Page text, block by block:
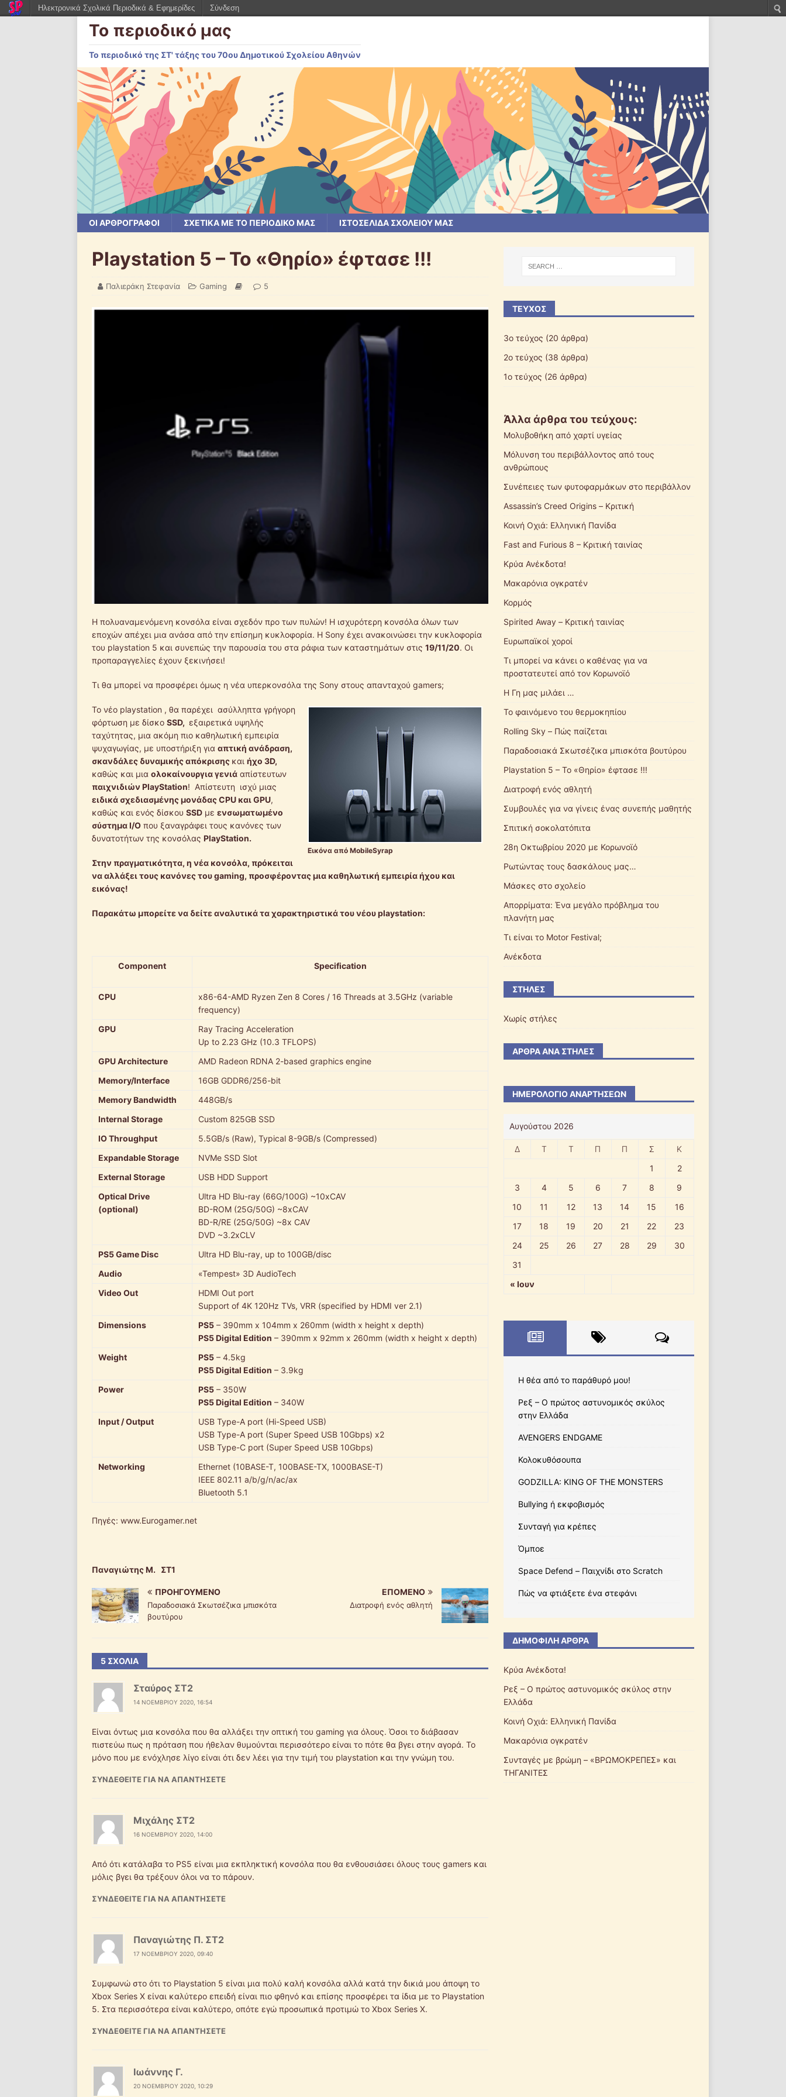
Το περιοδικό μας
Το περιοδικό της ΣΤ' τάξης του 70ου Δημοτικού Σχολείου Αθηνών
ΟΙ ΑΡΘΡΟΓΡΆΦΟΙ ΣΧΕΤΙΚΆ ΜΕ ΤΟ ΠΕΡΙΟΔΙΚΌ ΜΑΣ ΙΣΤΟΣΕΛΊΔΑ ΣΧΟΛΕΊΟΥ ΜΑΣ
Playstation 5 – Το «Θηρίο» έφτασε !!!
Παλιεράκη Στεφανία Gaming 5
Η πολυαναμενόμενη κονσόλα είναι σχεδόν προ των πυλών! Η ισχυρότερη κονσόλα όλων των
εποχών απέχει μια ανάσα από την επίσημη κυκλοφορία. Η Sony έχει ανακοινώσει την κυκλοφορία
του playstation 5 και συνεπώς την παρουσία του στα ράφια των καταστημάτων στις 19/11/20. Οι
προπαραγγελίες έχουν ξεκινήσει!
Τι θα μπορεί να προσφέρει όμως η νέα υπερκονσόλα της Sony στους απανταχού gamers;
Εικόνα από MobileSyrap
To νέο playstation , θα παρέχει ασύλληπτα γρήγορη
φόρτωση με δίσκο SSD, εξαιρετικά υψηλής
ταχύτητας, μια ακόμη πιο καθηλωτική εμπειρία
ψυχαγωγίας, με υποστήριξη για απτική ανάδραση,
σκανδάλες δυναμικής απόκρισης και ήχο 3D,
καθώς και μια ολοκαίνουργια γενιά απίστευτων
παιχνιδιών PlayStation! Απίστευτη ισχύ μιας
ειδικά σχεδιασμένης μονάδας CPU και GPU,
καθώς και ενός δίσκου SSD με ενσωματωμένο
σύστημα I/O που ξαναγράφει τους κανόνες των
δυνατοτήτων της κονσόλας PlayStation.
Στην πραγματικότητα, η νέα κονσόλα, πρόκειται
να αλλάξει τους κανόνες τουgaming, προσφέροντας μια καθηλωτική εμπειρία ήχου και
εικόνας!
Παρακάτω μπορείτε να δείτε αναλυτικά τα χαρακτηριστικά του νέουplaystation:
Component Specification
CPU
x86-64-AMD Ryzen Zen 8 Cores / 16 Threads at 3.5GHz (variable
frequency)
GPU
Ray Tracing Acceleration
Up to 2.23 GHz (10.3 TFLOPS)
GPU Architecture
AMD Radeon RDNA 2-based graphics engine
Memory/Interface
16GB GDDR6/256-bit
Memory Bandwidth
448GB/s
Internal Storage
Custom 825GB SSD
IO Throughput
5.5GB/s (Raw), Typical 8-9GB/s (Compressed)
Expandable Storage
NVMe SSD Slot
External Storage
USB HDD Support
Optical Drive
(optional)
Ultra HD Blu-ray (66G/100G) ~10xCAV
BD-ROM (25G/50G) ~8xCAV
BD-R/RE (25G/50G) ~8x CAV
DVD ~3.2xCLV
PS5 Game Disc
Ultra HD Blu-ray, up to 100GB/disc
Audio
«Tempest» 3D AudioTech
Video Out
HDMI Out port
Support of 4K 120Hz TVs, VRR (specified by HDMI ver 2.1)
Dimensions
PS5 – 390mm x 104mm x 260mm (width x height x depth)
PS5 Digital Edition – 390mm x 92mm x 260mm (width x height x depth)
Weight
PS5 – 4.5kg
PS5 Digital Edition – 3.9kg
Power
PS5 – 350W
PS5 Digital Edition – 340W
Input / Output
USB Type-A port (Hi-Speed USB)
USB Type-A port (Super Speed USB 10Gbps) x2
USB Type-C port (Super Speed USB 10Gbps)
Networking
Ethernet (10BASE-T, 100BASE-TX, 1000BASE-T)
IEEE 802.11 a/b/g/n/ac/ax
Bluetooth 5.1
Πηγές: www.Eurogamer.net
Παναγιώτης Μ. ΣΤ1
ΠΡΟΗΓΟΎΜΕΝΟ
Παραδοσιακά Σκωτσέζικα μπισκότα
βουτύρου
ΕΠΌΜΕΝΟ
Διατροφή ενός αθλητή
5 ΣΧΌΛΙΑ
Σταύρος ΣΤ2
14 ΝΟΕΜΒΡΊΟΥ 2020, 16:54
Είναι όντως μια κονσόλα που θα αλλάξει την οπτική του gaming για όλους. Όσοι το διάβασαν
πιστεύω πως η πρόταση που ήθελαν θυμούνται περισσότερο είναι το πότε θα βγει στην αγορά. Το
μόνο που με ενόχλησε λίγο είναι ότι δεν λέει για την τιμή του playstation και την γνώμη του.
ΣΥΝΔΕΘΕΊΤΕ ΓΙΑ ΝΑ ΑΠΑΝΤΉΣΕΤΕ
Μιχάλης ΣΤ2
16 ΝΟΕΜΒΡΊΟΥ 2020, 14:00
Από ότι κατάλαβα το PS5 είναι μια εκπληκτική κονσόλα που θα ενθουσιάσει όλους τους gamers και
μόλις βγει θα τρέξουν όλοι να το πάρουν.
ΣΥΝΔΕΘΕΊΤΕ ΓΙΑ ΝΑ ΑΠΑΝΤΉΣΕΤΕ
Παναγιώτης Π. ΣΤ2
17 ΝΟΕΜΒΡΊΟΥ 2020, 09:40
Συμφωνώ στο ότι το Playstation 5 είναι μια πολύ καλή κονσόλα αλλά κατά την δικιά μου άποψη το
Xbox Series X είναι καλύτερο επειδή είναι πιο φθηνό και επίσης προσφέρει τα ίδια με το Playstation
5. Στα περισσότερα είναι καλύτερο, οπότε εγώ προσωπικά προτιμώ το Xbox Series X.
ΣΥΝΔΕΘΕΊΤΕ ΓΙΑ ΝΑ ΑΠΑΝΤΉΣΕΤΕ
Ιωάννης Γ.
20 ΝΟΕΜΒΡΊΟΥ 2020, 10:29
ΤΕΎΧΟΣ
3ο τεύχος (20 άρθρα)
2ο τεύχος (38 άρθρα)
1ο τεύχος (26 άρθρα)
Άλλα άρθρα του τεύχους:
Μολυβοθήκη από χαρτί υγείας
Μόλυνση του περιβάλλοντος από τους
ανθρώπους
Συνέπειες των φυτοφαρμάκων στο περιβάλλον
Assassin’s Creed Origins – Κριτική
Κοινή Οχιά: Ελληνική Πανίδα
Fast and Furious 8 – Κριτική ταινίας
Κρύα Ανέκδοτα!
Μακαρόνια ογκρατέν
Κορμός
Spirited Away – Κριτική ταινίας
Ευρωπαϊκοί χοροί
Τι μπορεί να κάνει ο καθένας για να
προστατευτεί από τον Κορωνοϊό
Η Γη μας μιλάει …
Το φαινόμενο του θερμοκηπίου
Rolling Sky – Πώς παίζεται
Παραδοσιακά Σκωτσέζικα μπισκότα βουτύρου
Playstation 5 – Το «Θηρίο» έφτασε !!!
Διατροφή ενός αθλητή
Συμβουλές για να γίνεις ένας συνεπής μαθητής
Σπιτική σοκολατόπιτα
28η Οκτωβρίου 2020 με Κορωνοϊό
Ρωτώντας τους δασκάλους μας…
Μάσκες στο σχολείο
Απορρίματα: Ένα μεγάλο πρόβλημα του
πλανήτη μας
Τι είναι το Motor Festival;
Ανέκδοτα
ΣΤΉΛΕΣ
Χωρίς στήλες
ΆΡΘΡΑ ΑΝΆ ΣΤΉΛΕΣ
ΗΜΕΡΟΛΌΓΙΟ ΑΝΑΡΤΉΣΕΩΝ
Αυγούστου 2026
Δ Τ Τ Π Π Σ Κ
« Ιουν
1
2
3
4 5 6 7 8
9
10
11 12 13 14 15
16
17
18 19 20 21 22
23
24
25 26 27 28 29
30
31
Η θέα από το παράθυρό μου!
Ρεξ – Ο πρώτος αστυνομικός σκύλος
στην Ελλάδα
AVENGERS ENDGAME
Κολοκυθόσουπα
GODZILLA: KING OF THE MONSTERS
Bullying ή εκφοβισμός
Συνταγή για κρέπες
Όμποε
Space Defend – Παιχνίδι στο Scratch
Πώς να φτιάξετε ένα στεφάνι
ΔΗΜΟΦΙΛΉ ΆΡΘΡΑ
Κρύα Ανέκδοτα!
Ρεξ – Ο πρώτος αστυνομικός σκύλος στην
Ελλάδα
Κοινή Οχιά: Ελληνική Πανίδα
Μακαρόνια ογκρατέν
Συνταγές με βρώμη – «ΒΡΩΜΟΚΡΕΠΕΣ» και
ΤΗΓΑΝΙΤΕΣ
Ηλεκτρονικά Σχολικά Περιοδικά & Εφημερίδες Σύνδεση